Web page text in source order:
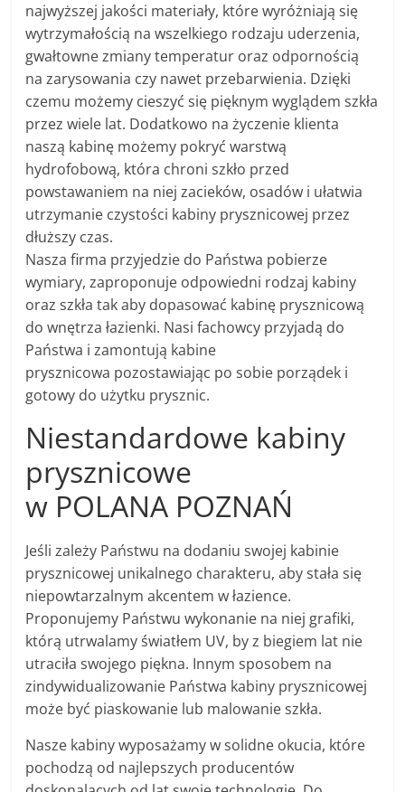
najwyższej jakości materiały, które wyróżniają się
wytrzymałością na wszelkiego rodzaju uderzenia,
gwałtowne zmiany temperatur oraz odpornością
na zarysowania czy nawet przebarwienia. Dzięki
czemu możemy cieszyć się pięknym wyglądem szkła
przez wiele lat. Dodatkowo na życzenie klienta
naszą kabinę możemy pokryć warstwą
hydrofobową, która chroni szkło przed
powstawaniem na niej zacieków, osadów i ułatwia
utrzymanie czystości kabiny prysznicowej przez
dłuższy czas.
Nasza firma przyjedzie do Państwa pobierze
wymiary, zaproponuje odpowiedni rodzaj kabiny
oraz szkła tak aby dopasować kabinę prysznicową
do wnętrza łazienki. Nasi fachowcy przyjadą do
Państwa i zamontują kabine
prysznicowa pozostawiając po sobie porządek i
gotowy do użytku prysznic.
Niestandardowe kabiny
prysznicowe
w POLANA POZNAŃ
Jeśli zależy Państwu na dodaniu swojej kabinie
prysznicowej unikalnego charakteru, aby stała się
niepowtarzalnym akcentem w łazience.
Proponujemy Państwu wykonanie na niej grafiki,
którą utrwalamy światłem UV, by z biegiem lat nie
utraciła swojego piękna. Innym sposobem na
zindywidualizowanie Państwa kabiny prysznicowej
może być piaskowanie lub malowanie szkła.
Nasze kabiny wyposażamy w solidne okucia, które
pochodzą od najlepszych producentów